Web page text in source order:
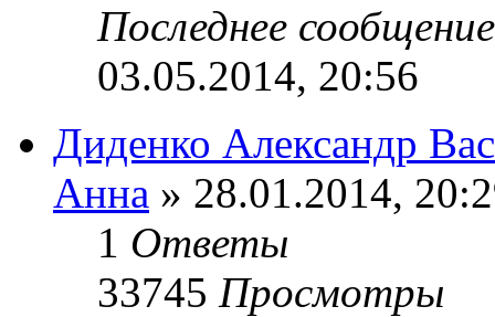
Последнее
03.05.2014, 20:56
Диденко Александр
Анна » 28.01.2014,
1 Ответы
33745 Просмотры